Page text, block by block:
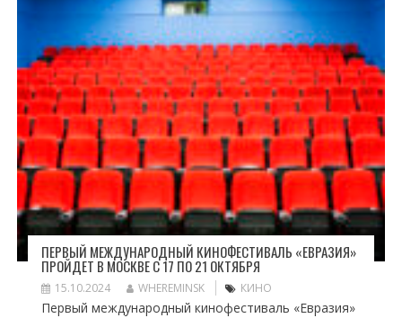
ПЕРВЫЙ МЕЖДУНАРОДНЫЙ КИНОФЕСТИВАЛЬ «ЕВРАЗИЯ»
ПРОЙДЕТ В МОСКВЕ С 17 ПО 21 ОКТЯБРЯ
15.10.2024 WHEREMINSK КИНО
Первый международный кинофестиваль «Евразия»